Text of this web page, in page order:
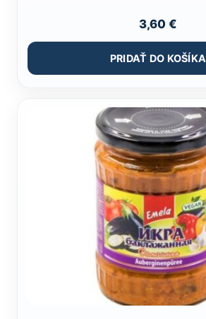
3,60 €
PRIDAŤ DO KOŠÍKA